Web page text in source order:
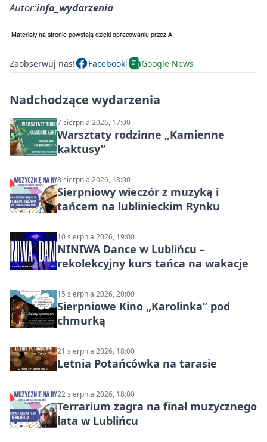
Autor:info_wydarzenia
Zaobserwuj nas! Facebook Google News
Nadchodzące wydarzenia
7 sierpnia 2026, 17:00
Warsztaty rodzinne „Kamienne
kaktusy”
8 sierpnia 2026, 18:00
Sierpniowy wieczór z muzyką i
tańcem na lublinieckim Rynku
10 sierpnia 2026, 19:00
NINIWA Dance w Lublińcu –
rekolekcyjny kurs tańca na wakacje
15 sierpnia 2026, 20:00
Sierpniowe Kino „Karolinka” pod
chmurką
21 sierpnia 2026, 18:00
Letnia Potańcówka na tarasie
22 sierpnia 2026, 18:00
Terrarium zagra na finał muzycznego
lata w Lublińcu